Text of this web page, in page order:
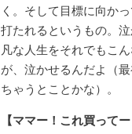
く。そして目標に向か
打たれるというもの。
凡な人生をそれでもこ
が、泣かせるんだよ（
ちゃうとことかな）。
【ママー！これ買ってー